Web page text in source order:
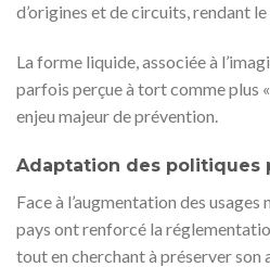
d’origines et de circuits, rendant
La forme liquide, associée à
parfois perçue à tort comme plus
enjeu majeur de prévention.
Adaptation des politiques
Face à l’augmentation des
pays ont renforcé la
tout en cherchant à préserver